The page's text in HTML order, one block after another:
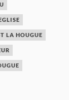
LA HOUGUE